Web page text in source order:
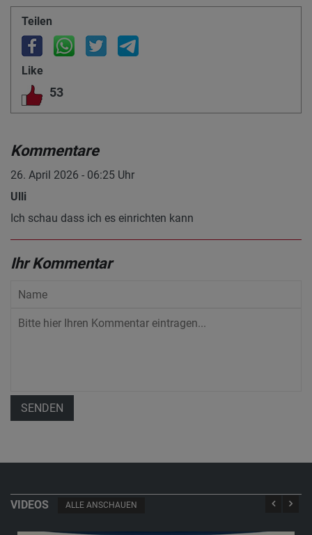
Teilen
Like
53
Kommentare
26. April 2026 - 06:25 Uhr
Ulli
Ich schau dass ich es einrichten kann
Ihr Kommentar
SENDEN
VIDEOS ALLE ANSCHAUEN